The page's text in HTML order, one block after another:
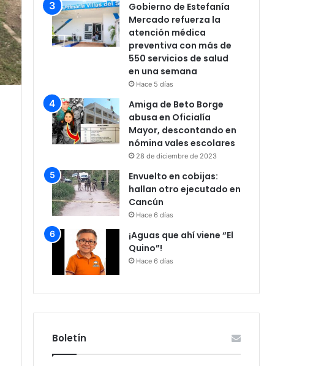
Gobierno de Estefanía
Mercado refuerza la
atención médica
preventiva con más de
550 servicios de salud
en una semana
Hace 5 días
Amiga de Beto Borge
abusa en Oficialía
Mayor, descontando en
nómina vales escolares
28 de diciembre de 2023
Envuelto en cobijas:
hallan otro ejecutado en
Cancún
Hace 6 días
¡Aguas que ahí viene “El
Quino”!
Hace 6 días
Boletín